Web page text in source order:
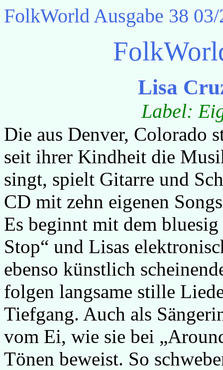
FolkWorldAusgabe 38
Lisa
Label:
Die aus Denver, Colorado
seit ihrer Kindheit die
singt, spielt Gitarre und
CD mit zehn eigenen
Es beginnt mit dem
Stop“ und Lisas
ebenso künstlich
folgen langsame stille
Tiefgang. Auch als
vom Ei, wie sie bei
Tönen beweist. So